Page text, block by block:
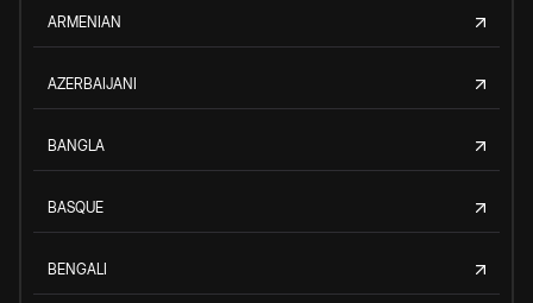
ARMENIAN
AZERBAIJANI
BANGLA
BASQUE
BENGALI